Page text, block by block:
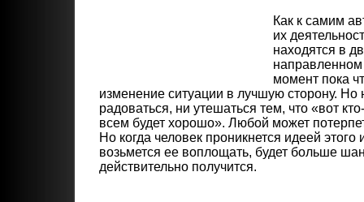
Как к самим
их
находятся в
момент пока
изменение ситуации в лучшую сторону. Но
радоваться, ни утешаться тем, что «вот
всем будет хорошо». Любой может
Но когда человек проникнется идеей этого
возьмется ее воплощать, будет больше
действительно получится.